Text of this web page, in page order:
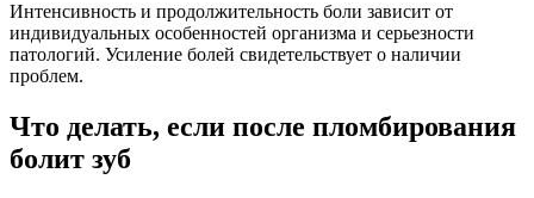
Интенсивность и продолжительность боли зависит от
индивидуальных особенностей организма и серьезности
патологий. Усиление болей свидетельствует о наличии
проблем.
Что делать, если после пломбирования
болит зуб